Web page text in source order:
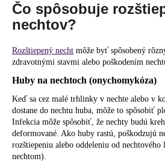
Čo spôsobuje
nechtov?
Rozštiepený necht môže byť spôsobený
zdravotnými stavmi alebo poškodením
Huby na nechtoch (onychomykóza)
Keď sa cez malé trhlinky v nechte alebo v
dostane do nechtu huba, môže to spôsobiť
Infekcia môže spôsobiť, že nechty budú
deformované. Ako huby rastú, poškodzujú
rozštiepeniu alebo oddeleniu od nechtového
nechtom).
č
a
e